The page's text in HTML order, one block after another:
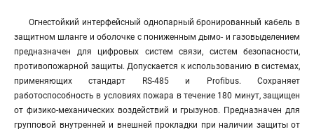
Огнестойкий интерфейсный однопарный бронированный кабель в
защитном шланге и оболочке с пониженным дымо- и газовыделением
предназначен для цифровых систем связи, систем безопасности,
противопожарной защиты. Допускается к использованию в системах,
применяющих стандарт RS-485 и Profibus. Сохраняет
работоспособность в условиях пожара в течение 180 минут, защищен
от физико-механических воздействий и грызунов. Предназначен для
групповой внутренней и внешней прокладки при наличии защиты от